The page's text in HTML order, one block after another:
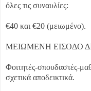
όλες τις συναυλίες:
€40 και €20 (μειωμένο).
ΜΕΙΩΜΕΝΗ ΕΙΣΟΔΟ
Φοιτητές-σπουδαστές-
σχετικά αποδεικτικά.